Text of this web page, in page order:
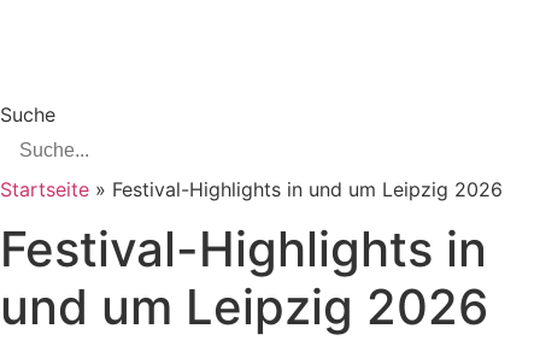
Suche
Startseite » Festival-Highlights in und um Leipzig 2026
Festival-Highlights in
und um Leipzig 2026